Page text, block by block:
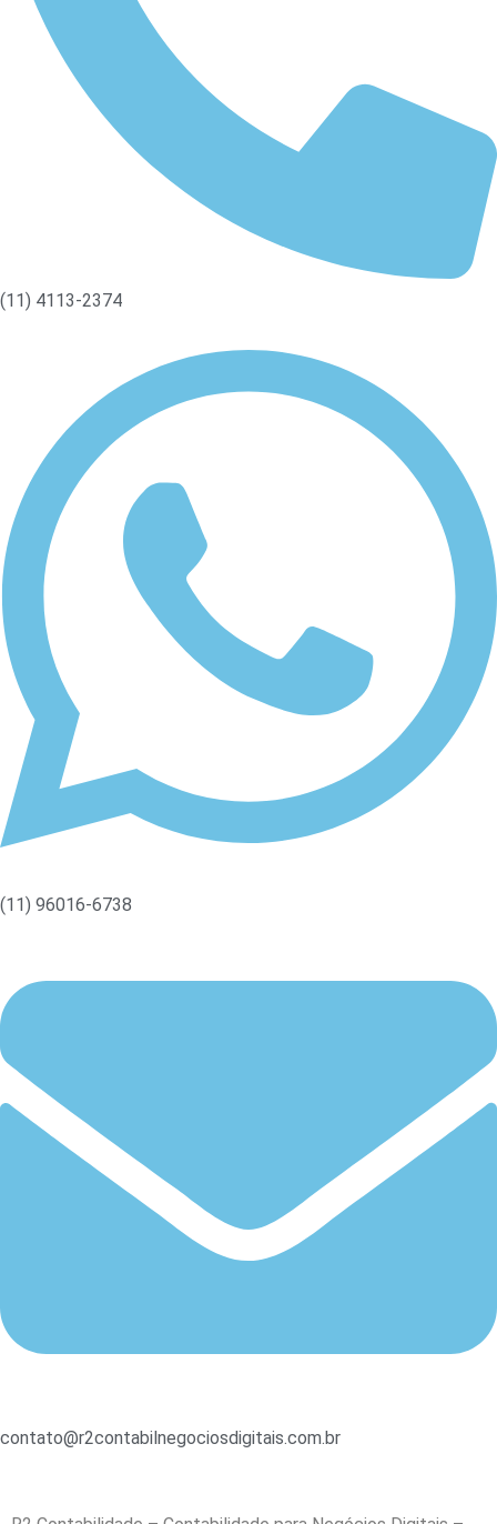
(11) 4113-2374
(11) 96016-6738
contato@r2contabilnegociosdigitais.com.br